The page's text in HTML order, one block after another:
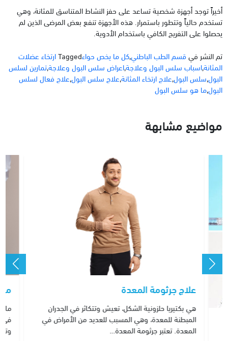
‏أخيراً توجد أجهزة شخصية تساعد على حفز النشاط المتناسق للمثانة، وهي
تستخدم حالياً وتتطور باستمرار. هذه الأجهزة تنفع بعض المرضى الذين لم
يحصلوا على التفريج الكافي باستخدام الأدوية.
تم النشر فيقسم الطب الباطني,كل ما يخص حواءTaggedارتخاء عضلات
المثانة,اسباب سلس البول وعلاجة,اعراض سلس البول وعلاجة,تمارين لسلس
البول,سلس البول,علاج ارتخاء المثانة,علاج سلس البول,علاج فعال لسلس
البول,ما هو سلس البول
مواضيع مشابهة
علاج جرثومة المعدة
هي بكتيريا حلزونية الشكل، تعيش وتتكاثر في الجدران
المبطنة للمعدة، وهي المسبب للعديد من الأمراض في
المعدة. تعتبر جرثومة المعدة…
ما
ما
في